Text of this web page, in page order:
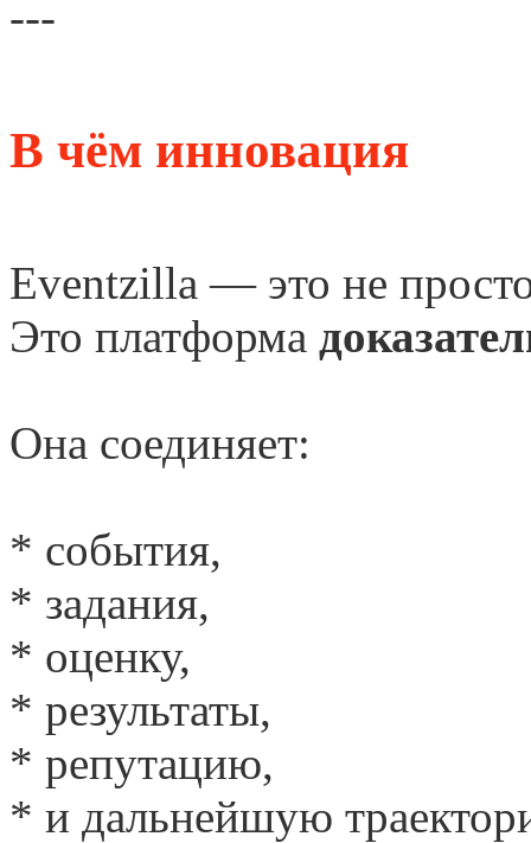
---
В чём инновация
Eventzilla — это не
Это платформа
Она соединяет:
* события,
* задания,
* оценку,
* результаты,
* репутацию,
* и дальнейшую